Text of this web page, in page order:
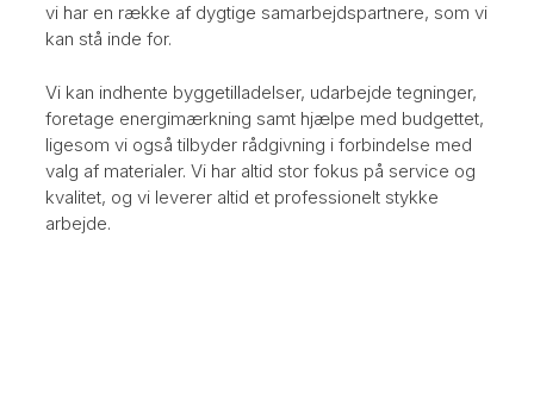
vi har en række af dygtige samarbejdspartnere, som vi
kan stå inde for.​
Vi kan indhente byggetilladelser, udarbejde tegninger,
foretage energimærkning samt hjælpe med budgettet,
ligesom vi også tilbyder rådgivning i forbindelse med
valg af materialer. Vi har altid stor fokus på service og
kvalitet, og vi leverer altid et professionelt stykke
arbejde.